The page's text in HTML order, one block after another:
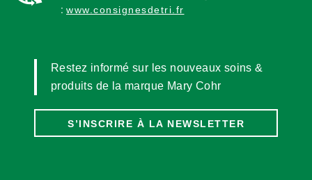
: www.consignesdetri.fr
Restez informé sur les nouveaux soins &
produits de la marque Mary Cohr
S’INSCRIRE À LA NEWSLETTER